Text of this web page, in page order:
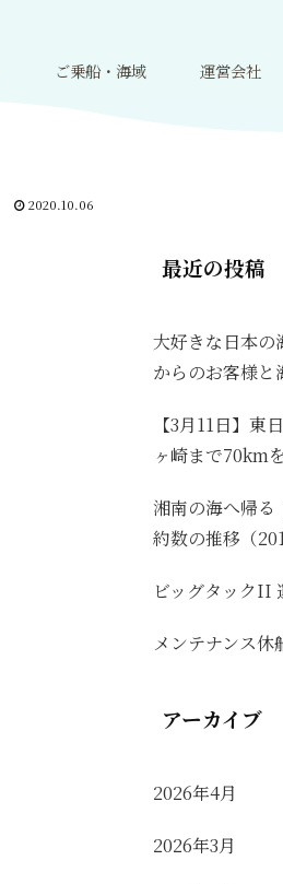
ご乗船・海域 運営会社
2020.10.06
最近の投稿
大好きな日本
からのお客様
【3月11日】東
ヶ崎まで70km
湘南の海へ帰る
約数の推移（
ビッグタックII
メンテナンス休
アーカイブ
2026年4月
2026年3月